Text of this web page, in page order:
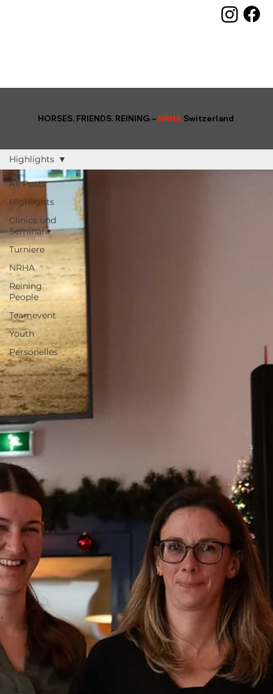
HORSES. FRIENDS. REINING – NRHA Switzerland
All Posts
Highlights
Clinics und
Seminare
Turniere
NRHA
Reining
People
Teamevent
Youth
Personelles
Highlights